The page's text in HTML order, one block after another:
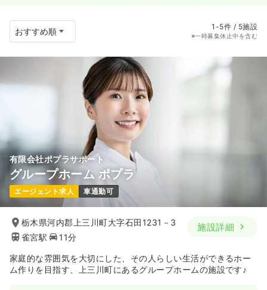
1-5件 / 5施設
※一時募集休止中を含む
有限会社ポプラサポート
グループホーム ポプラ
エージェント求人 車通勤可
栃木県河内郡上三川町大字石田1231－3
雀宮駅
11分
施設詳細
家庭的な雰囲気を大切にした、その人らしい生活ができるホー
ム作りを目指す、上三川町にあるグループホームの施設です♪